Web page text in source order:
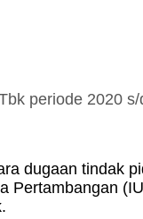
periode 2020
dugaan tindak
Pertambangan